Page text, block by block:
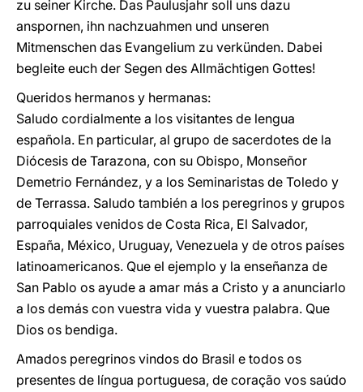
zu seiner Kirche. Das Paulusjahr soll uns dazu
anspornen, ihn nachzuahmen und unseren
Mitmenschen das Evangelium zu verkünden. Dabei
begleite euch der Segen des Allmächtigen Gottes!
Queridos hermanos y hermanas:
Saludo cordialmente a los visitantes de lengua
española. En particular, al grupo de sacerdotes de la
Diócesis de Tarazona, con su Obispo, Monseñor
Demetrio Fernández, y a los Seminaristas de Toledo y
de Terrassa. Saludo también a los peregrinos y grupos
parroquiales venidos de Costa Rica, El Salvador,
España, México, Uruguay, Venezuela y de otros países
latinoamericanos. Que el ejemplo y la enseñanza de
San Pablo os ayude a amar más a Cristo y a anunciarlo
a los demás con vuestra vida y vuestra palabra. Que
Dios os bendiga.
Amados peregrinos vindos do Brasil e todos os
presentes de língua portuguesa, de coração vos saúdo